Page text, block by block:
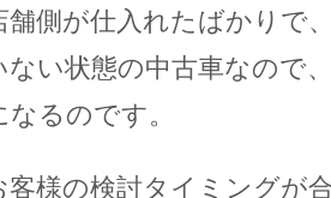
舗側が仕入れたばかりで
い状態の中古車なので
るのです。
様の検討タイミングが